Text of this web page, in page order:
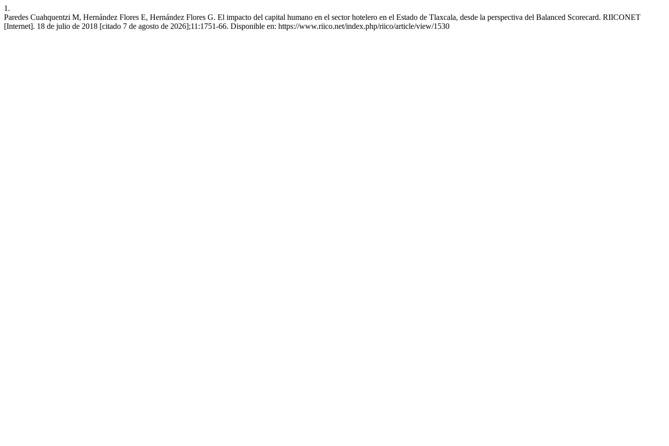
1.
Paredes Cuahquentzi M, Hernández Flores E, Hernández Flores G. El impacto del capital humano en el sector hotelero en el Estado de Tlaxcala, desde la perspectiva del Balanced Scorecard. RIICONET
[Internet]. 18 de julio de 2018 [citado 7 de agosto de 2026];11:1751-66. Disponible en: https://www.riico.net/index.php/riico/article/view/1530